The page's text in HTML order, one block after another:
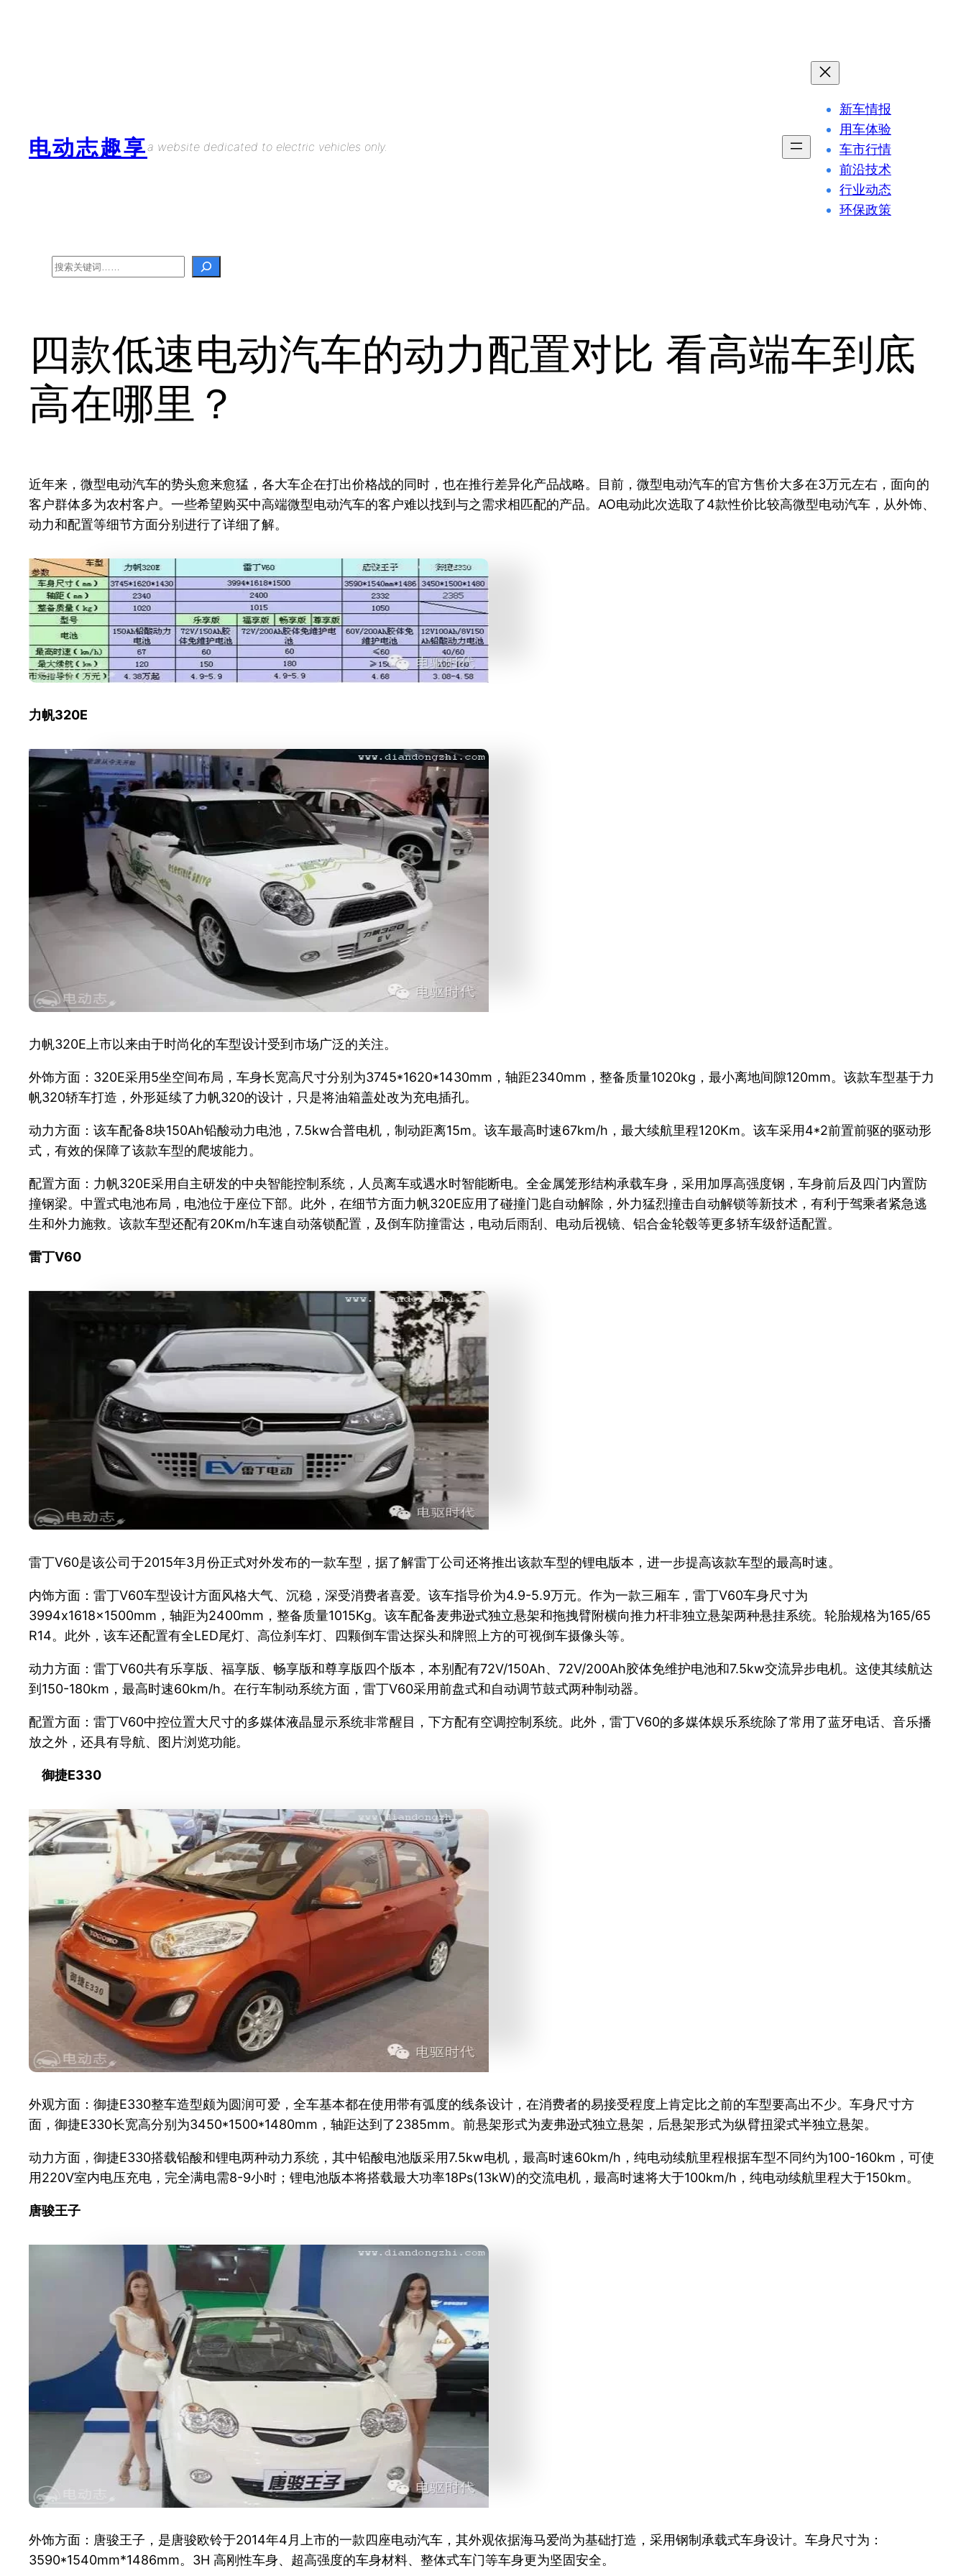
电动志趣享a website dedicated to electric vehicles only.
新车情报
用车体验
车市行情
前沿技术
行业动态
环保政策
Search
四款低速电动汽车的动力配置对比 看高端车到底
高在哪里？
近年来，微型电动汽车的势头愈来愈猛，各大车企在打出价格战的同时，也在推行差异化产品战略。目前，微型电动汽车的官方售价大多在3万元左右，面向的
客户群体多为农村客户。一些希望购买中高端微型电动汽车的客户难以找到与之需求相匹配的产品。AO电动此次选取了4款性价比较高微型电动汽车，从外饰、
动力和配置等细节方面分别进行了详细了解。
力帆320E
力帆320E上市以来由于时尚化的车型设计受到市场广泛的关注。
外饰方面：320E采用5坐空间布局，车身长宽高尺寸分别为3745*1620*1430mm，轴距2340mm，整备质量1020kg，最小离地间隙120mm。该款车型基于力
帆320轿车打造，外形延续了力帆320的设计，只是将油箱盖处改为充电插孔。
动力方面：该车配备8块150Ah铅酸动力电池，7.5kw合普电机，制动距离15m。该车最高时速67km/h，最大续航里程120Km。该车采用4*2前置前驱的驱动形
式，有效的保障了该款车型的爬坡能力。
配置方面：力帆320E采用自主研发的中央智能控制系统，人员离车或遇水时智能断电。全金属笼形结构承载车身，采用加厚高强度钢，车身前后及四门内置防
撞钢梁。中置式电池布局，电池位于座位下部。此外，在细节方面力帆320E应用了碰撞门匙自动解除，外力猛烈撞击自动解锁等新技术，有利于驾乘者紧急逃
生和外力施救。该款车型还配有20Km/h车速自动落锁配置，及倒车防撞雷达，电动后雨刮、电动后视镜、铝合金轮毂等更多轿车级舒适配置。
雷丁V60
雷丁V60是该公司于2015年3月份正式对外发布的一款车型，据了解雷丁公司还将推出该款车型的锂电版本，进一步提高该款车型的最高时速。
内饰方面：雷丁V60车型设计方面风格大气、沉稳，深受消费者喜爱。该车指导价为4.9-5.9万元。作为一款三厢车，雷丁V60车身尺寸为
3994x1618x1500mm，轴距为2400mm，整备质量1015Kg。该车配备麦弗逊式独立悬架和拖拽臂附横向推力杆非独立悬架两种悬挂系统。轮胎规格为165/65
R14。此外，该车还配置有全LED尾灯、高位刹车灯、四颗倒车雷达探头和牌照上方的可视倒车摄像头等。
动力方面：雷丁V60共有乐享版、福享版、畅享版和尊享版四个版本，本别配有72V/150Ah、72V/200Ah胶体免维护电池和7.5kw交流异步电机。这使其续航达
到150-180km，最高时速60km/h。在行车制动系统方面，雷丁V60采用前盘式和自动调节鼓式两种制动器。
配置方面：雷丁V60中控位置大尺寸的多媒体液晶显示系统非常醒目，下方配有空调控制系统。此外，雷丁V60的多媒体娱乐系统除了常用了蓝牙电话、音乐播
放之外，还具有导航、图片浏览功能。
御捷E330
外观方面：御捷E330整车造型颇为圆润可爱，全车基本都在使用带有弧度的线条设计，在消费者的易接受程度上肯定比之前的车型要高出不少。车身尺寸方
面，御捷E330长宽高分别为3450*1500*1480mm，轴距达到了2385mm。前悬架形式为麦弗逊式独立悬架，后悬架形式为纵臂扭梁式半独立悬架。
动力方面，御捷E330搭载铅酸和锂电两种动力系统，其中铅酸电池版采用7.5kw电机，最高时速60km/h，纯电动续航里程根据车型不同约为100-160km，可使
用220V室内电压充电，完全满电需8-9小时；锂电池版本将搭载最大功率18Ps(13kW)的交流电机，最高时速将大于100km/h，纯电动续航里程大于150km。
唐骏王子
外饰方面：唐骏王子，是唐骏欧铃于2014年4月上市的一款四座电动汽车，其外观依据海马爱尚为基础打造，采用钢制承载式车身设计。车身尺寸为：
3590*1540mm*1486mm。3H 高刚性车身、超高强度的车身材料、整体式车门等车身更为坚固安全。